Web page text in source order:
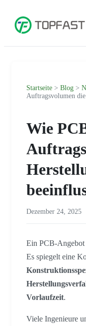
Startseite > Blog >
Auftragsvolumen
Wie
Dezember 24, 2025
Ein PCB-Angebot
Es spiegelt eine
Vorlaufzeit.
Viele Ingenieure